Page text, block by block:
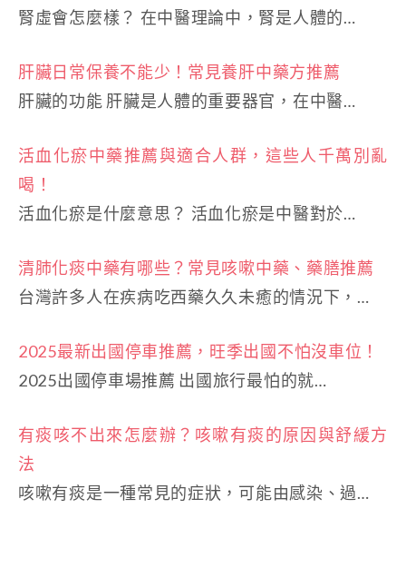
腎虛會怎麼樣？ 在中醫理論中，腎是人體的…
肝臟日常保養不能少！常見養肝中藥方推薦
肝臟的功能 肝臟是人體的重要器官，在中醫…
活血化瘀中藥推薦與適合人群，這些人千萬別亂
喝！
活血化瘀是什麼意思？ 活血化瘀是中醫對於…
清肺化痰中藥有哪些？常見咳嗽中藥、藥膳推薦
台灣許多人在疾病吃西藥久久未癒的情況下，…
2025最新出國停車推薦，旺季出國不怕沒車位！
2025出國停車場推薦 出國旅行最怕的就…
有痰咳不出來怎麼辦？咳嗽有痰的原因與舒緩方
法
咳嗽有痰是一種常見的症狀，可能由感染、過…